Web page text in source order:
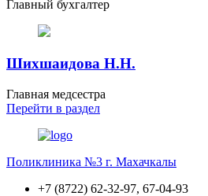
Главный бухгалтер
Шихшаидова Н.Н.
Главная медсестра
Перейти в раздел
Поликлиника №3 г. Махачкалы
+7 (8722) 62-32-97, 67-04-93